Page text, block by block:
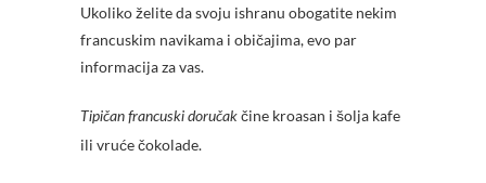
Ukoliko želite da svoju ishranu obogatite nekim
francuskim navikama i običajima, evo par
informacija za vas.
Tipičan francuski doručak čine kroasan i šolja kafe
ili vruće čokolade.